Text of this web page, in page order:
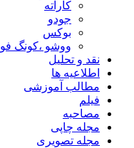
کاراته
جودو
بوکس
ووشو ،کونگ فو
نقد و تحلیل
اطلاعیه ها
مطالب آموزشی
فیلم
مصاحبه
مجله چاپی
مجله تصویری